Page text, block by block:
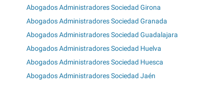
Abogados Administradores Sociedad Girona
Abogados Administradores Sociedad Granada
Abogados Administradores Sociedad Guadalajara
Abogados Administradores Sociedad Huelva
Abogados Administradores Sociedad Huesca
Abogados Administradores Sociedad Jaén